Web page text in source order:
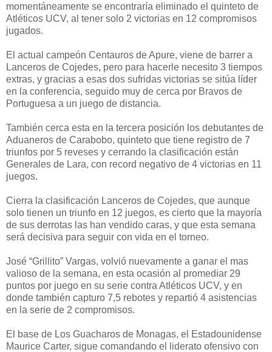
momentáneamente se encontraría eliminado el quinteto de
Atléticos UCV, al tener solo 2 victorias en 12 compromisos
jugados.
El actual campeón Centauros de Apure, viene de barrer a
Lanceros de Cojedes, pero para hacerle necesito 3 tiempos
extras, y gracias a esas dos sufridas victorias se sitúa líder
en la conferencia, seguido muy de cerca por Bravos de
Portuguesa a un juego de distancia.
También cerca esta en la tercera posición los debutantes de
Aduaneros de Carabobo, quinteto que tiene registro de 7
triunfos por 5 reveses y cerrando la clasificación están
Generales de Lara, con record negativo de 4 victorias en 11
juegos.
Cierra la clasificación Lanceros de Cojedes, que aunque
solo tienen un triunfo en 12 juegos, es cierto que la mayoría
de sus derrotas las han vendido caras, y que esta semana
será decisiva para seguir con vida en el torneo.
José “Grillito” Vargas, volvió nuevamente a ganar el mas
valioso de la semana, en esta ocasión al promediar 29
puntos por juego en su serie contra Atléticos UCV, y en
donde también capturo 7,5 rebotes y repartió 4 asistencias
en la serie de 2 compromisos.
El base de Los Guacharos de Monagas, el Estadounidense
Maurice Carter, sigue comandando el liderato ofensivo con